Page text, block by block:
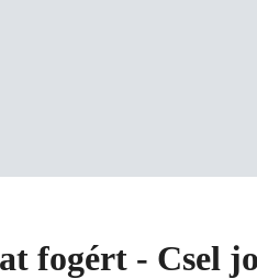
fogért - Csel